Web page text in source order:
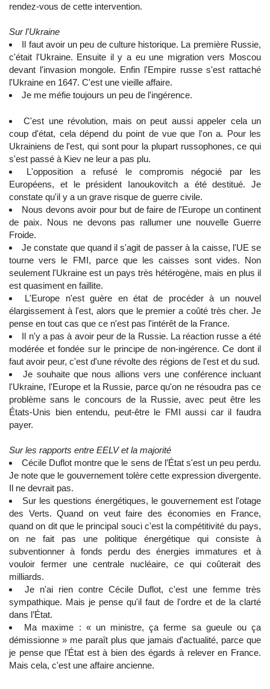
rendez-vous de cette intervention.
Sur l'Ukraine
Il faut avoir un peu de culture historique. La première Russie,
c'était l'Ukraine. Ensuite il y a eu une migration vers Moscou
devant l'invasion mongole. Enfin l'Empire russe s'est rattaché
l'Ukraine en 1647. C'est une vieille affaire.
Je me méfie toujours un peu de l'ingérence.
C'est une révolution, mais on peut aussi appeler cela un
coup d'état, cela dépend du point de vue que l'on a. Pour les
Ukrainiens de l'est, qui sont pour la plupart russophones, ce qui
s'est passé à Kiev ne leur a pas plu.
L'opposition a refusé le compromis négocié par les
Européens, et le président Ianoukovitch a été destitué. Je
constate qu'il y a un grave risque de guerre civile.
Nous devons avoir pour but de faire de l'Europe un continent
de paix. Nous ne devons pas rallumer une nouvelle Guerre
Froide.
Je constate que quand il s'agit de passer à la caisse, l'UE se
tourne vers le FMI, parce que les caisses sont vides. Non
seulement l'Ukraine est un pays très hétérogène, mais en plus il
est quasiment en faillite.
L'Europe n'est guère en état de procéder à un nouvel
élargissement à l'est, alors que le premier a coûté très cher. Je
pense en tout cas que ce n'est pas l'intérêt de la France.
Il n'y a pas à avoir peur de la Russie. La réaction russe a été
modérée et fondée sur le principe de non-ingérence. Ce dont il
faut avoir peur, c'est d'une révolte des régions de l'est et du sud.
Je souhaite que nous allions vers une conférence incluant
l'Ukraine, l'Europe et la Russie, parce qu'on ne résoudra pas ce
problème sans le concours de la Russie, avec peut être les
États-Unis bien entendu, peut-être le FMI aussi car il faudra
payer.
Sur les rapports entre EELV et la majorité
Cécile Duflot montre que le sens de l’État s'est un peu perdu.
Je note que le gouvernement tolère cette expression divergente.
Il ne devrait pas.
Sur les questions énergétiques, le gouvernement est l'otage
des Verts. Quand on veut faire des économies en France,
quand on dit que le principal souci c'est la compétitivité du pays,
on ne fait pas une politique énergétique qui consiste à
subventionner à fonds perdu des énergies immatures et à
vouloir fermer une centrale nucléaire, ce qui coûterait des
milliards.
Je n'ai rien contre Cécile Duflot, c'est une femme très
sympathique. Mais je pense qu'il faut de l'ordre et de la clarté
dans l’État.
Ma maxime : « un ministre, ça ferme sa gueule ou ça
démissionne » me paraît plus que jamais d'actualité, parce que
je pense que l’État est à bien des égards à relever en France.
Mais cela, c'est une affaire ancienne.